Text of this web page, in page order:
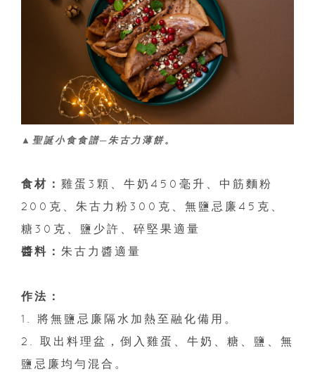
▲聖誕小食食譜─朱古力薄餅。
食材： 雞蛋3顆、牛奶450毫升、中筋麵粉
200克、朱古力粉300克、無鹽忌廉45克、
糖30克、鹽少許、碎堅果適量
醬料： 朱古力醬適量
作法：
1. 將無鹽忌廉隔水加熱至融化備用。
2. 取出料理盆，倒入雞蛋、牛奶、糖、鹽、無
鹽忌廉均勻混合。